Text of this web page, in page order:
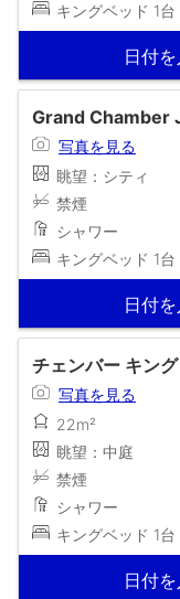
キングベッド 1
日付
Grand Chamber
写真を見る
眺望：シティ
禁煙
シャワー
キングベッド 1台
日付
チェンバー キン
写真を見る
22m²
眺望：中庭
禁煙
シャワー
キングベッド 1台
日付